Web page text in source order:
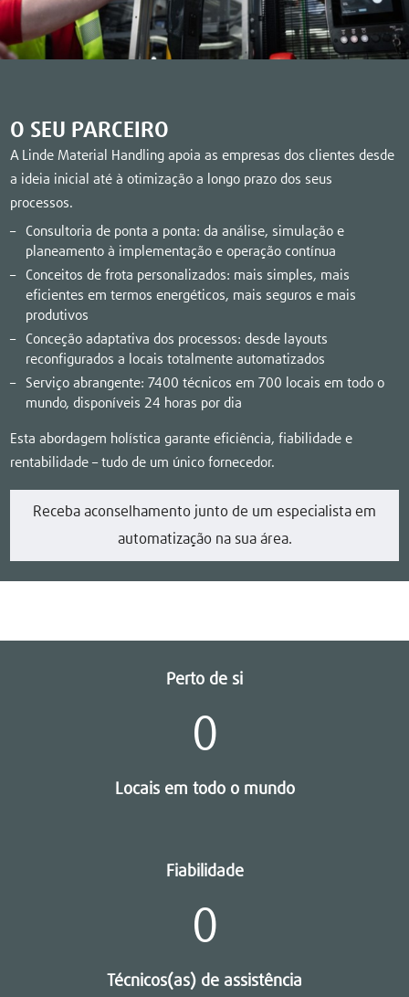
O SEU PARCEIRO
A Linde Material Handling apoia as empresas dos clientes desde
a ideia inicial até à otimização a longo prazo dos seus
processos.
Consultoria de ponta a ponta: da análise, simulação e
planeamento à implementação e operação contínua
Conceitos de frota personalizados: mais simples, mais
eficientes em termos energéticos, mais seguros e mais
produtivos
Conceção adaptativa dos processos: desde layouts
reconfigurados a locais totalmente automatizados
Serviço abrangente: 7400 técnicos em 700 locais em todo o
mundo, disponíveis 24 horas por dia
Esta abordagem holística garante eficiência, fiabilidade e
rentabilidade – tudo de um único fornecedor.
Receba aconselhamento junto de um especialista em
automatização na sua área.
Perto de si
0
Locais em todo o mundo
Fiabilidade
0
Técnicos(as) de assistência